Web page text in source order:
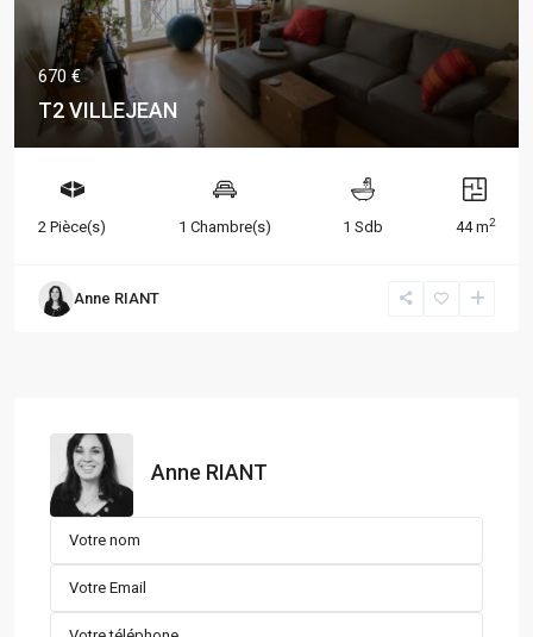
670 €
T2 VILLEJEAN
2 Pièce(s) 1 Chambre(s) 1 Sdb 44 m2
Anne RIANT
Anne RIANT